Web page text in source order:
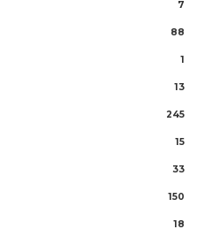
7
88
1
13
245
15
33
150
18